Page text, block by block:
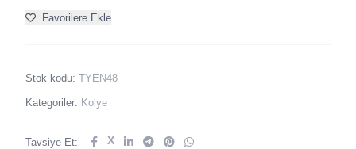
Favorilere Ekle
Stok kodu: TYEN48
Kategoriler: Kolye
Tavsiye Et: X